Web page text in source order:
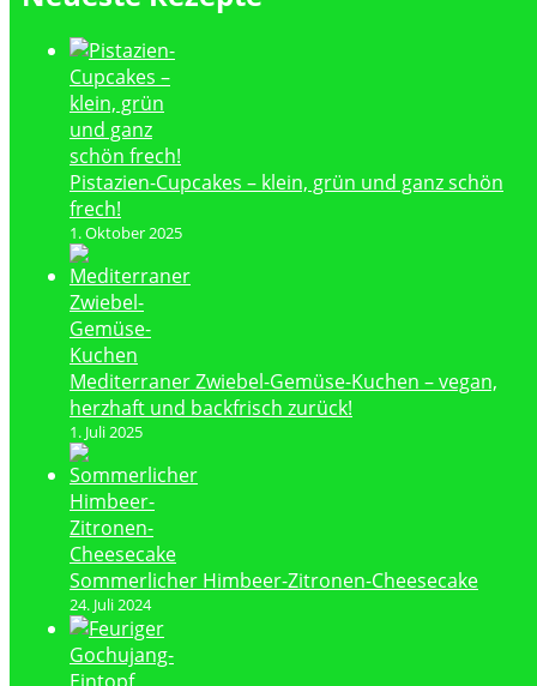
Pistazien-Cupcakes – klein, grün und ganz schön
frech!
1. Oktober 2025
Mediterraner Zwiebel-Gemüse-Kuchen – vegan,
herzhaft und backfrisch zurück!
1. Juli 2025
Sommerlicher Himbeer-Zitronen-Cheesecake
24. Juli 2024